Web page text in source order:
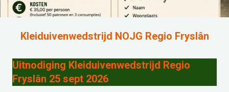
Kleiduivenwedstrijd NOJG Regio Fryslân
Uitnodiging Kleiduivenwedstrijd Regio
Fryslân 25 sept 2026